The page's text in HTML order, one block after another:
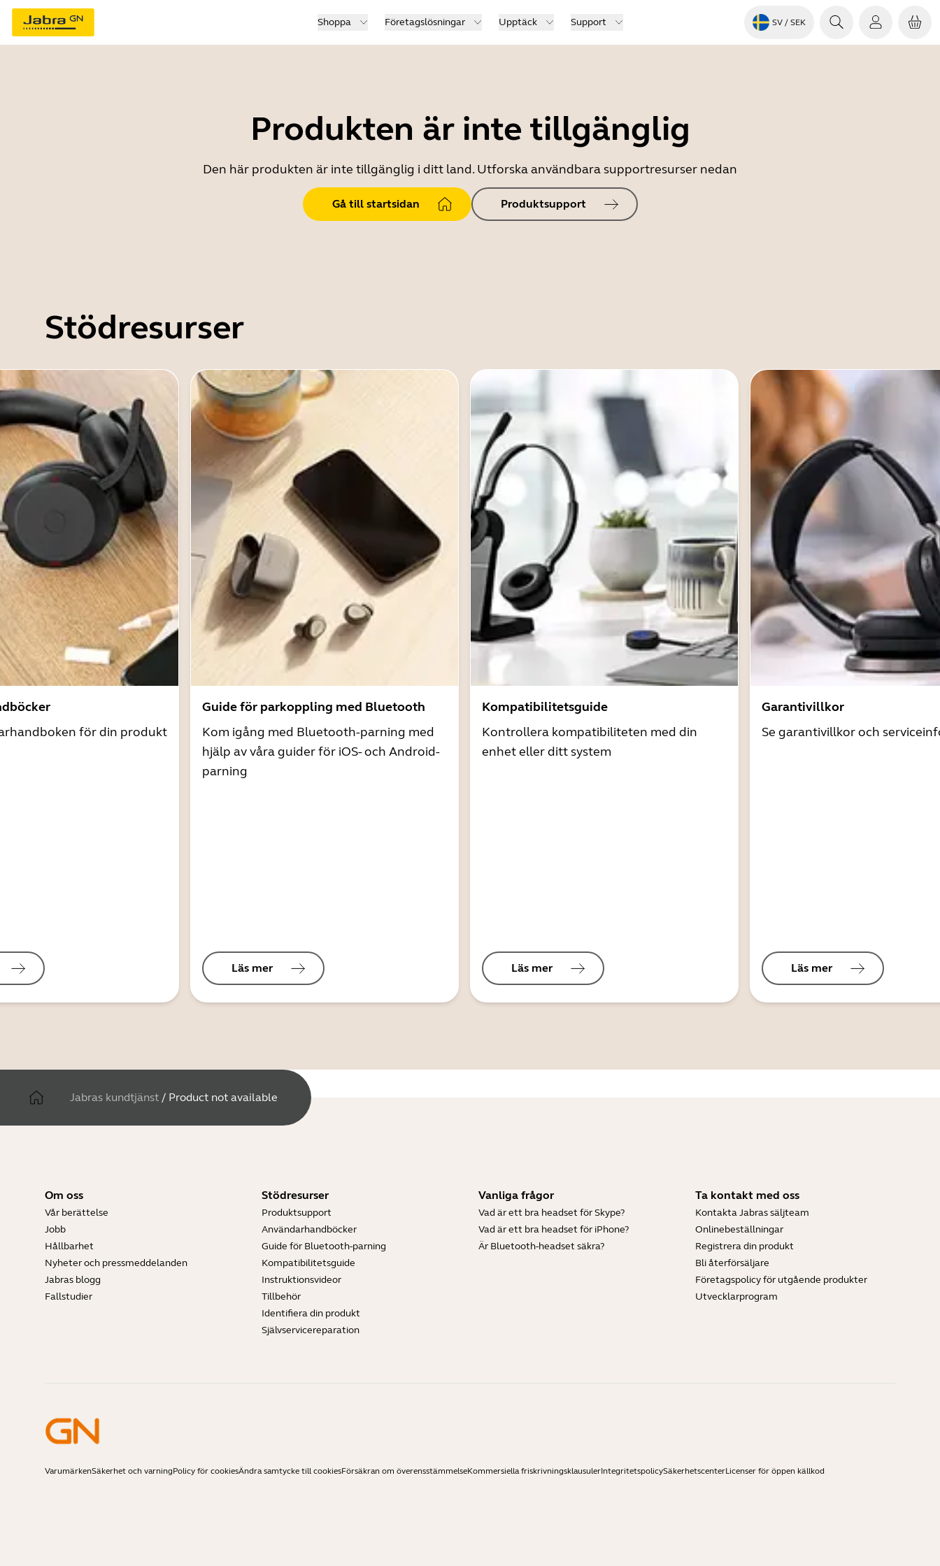
Shoppa Företagslösningar Upptäck Support SV / SEK
Produkten är inte tillgänglig
Den här produkten är inte tillgänglig i ditt land. Utforska användbara supportresurser nedan
Gå till startsidan Produktsupport
Stödresurser
för din produkt
Guide för parkoppling med Bluetooth
Kom igång med Bluetooth-parning med
hjälp av våra guider för iOS- och Android-
parning
Läs mer
Kompatibilitetsguide
Kontrollera kompatibiliteten med din
enhet eller ditt system
Läs mer
Garantivillkor
Se garantivillkor och
Läs mer
Jabras kundtjänst / Product not available
Om oss
Vår berättelse
Jobb
Hållbarhet
Nyheter och pressmeddelanden
Jabras blogg
Fallstudier
Stödresurser
Produktsupport
Användarhandböcker
Guide för Bluetooth-parning
Kompatibilitetsguide
Instruktionsvideor
Tillbehör
Identifiera din produkt
Självservicereparation
Vanliga frågor
Vad är ett bra headset för Skype?
Vad är ett bra headset för iPhone?
Är Bluetooth-headset säkra?
Ta kontakt med oss
Kontakta Jabras säljteam
Onlinebeställningar
Registrera din produkt
Bli återförsäljare
Företagspolicy för utgående produkter
Utvecklarprogram
VarumärkenSäkerhet och varningPolicy för cookiesÄndra samtycke till cookiesFörsäkran om överensstämmelseKommersiella friskrivningsklausulerIntegritetspolicySäkerhetscenterLicenser för öppen källkod